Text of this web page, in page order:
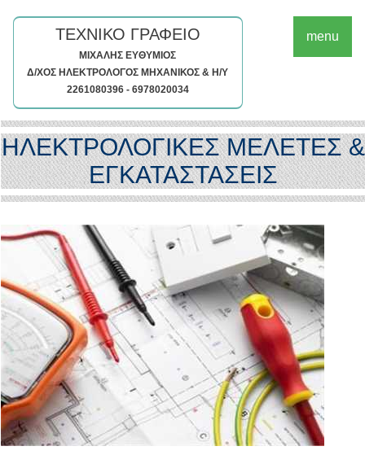
ΤΕΧΝΙΚΟ ΓΡΑΦΕΙΟ
ΜΙΧΑΛΗΣ ΕΥΘΥΜΙΟΣ
Δ/ΧΟΣ ΗΛΕΚΤΡΟΛΟΓΟΣ ΜΗΧΑΝΙΚΟΣ & Η/Υ
2261080396 - 6978020034
menu
ΗΛΕΚΤΡΟΛΟΓΙΚΕΣ ΜΕΛΕΤΕΣ &
ΕΓΚΑΤΑΣΤΑΣΕΙΣ